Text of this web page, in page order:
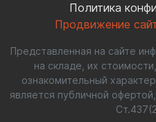
Политика
Продвижение
Представленная на сайте
на складе, их
ознакомительный
является публичной